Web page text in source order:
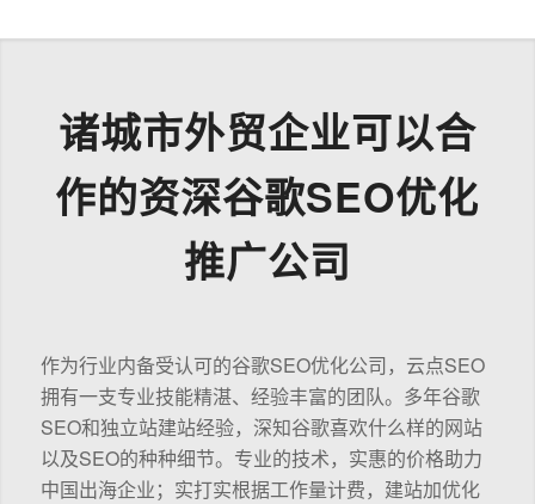
诸城市外贸企业可以合
作的资深谷歌SEO优化
推广公司
作为行业内备受认可的谷歌SEO优化公司，云点SEO
拥有一支专业技能精湛、经验丰富的团队。多年谷歌
SEO和独立站建站经验，深知谷歌喜欢什么样的网站
以及SEO的种种细节。专业的技术，实惠的价格助力
中国出海企业；实打实根据工作量计费，建站加优化